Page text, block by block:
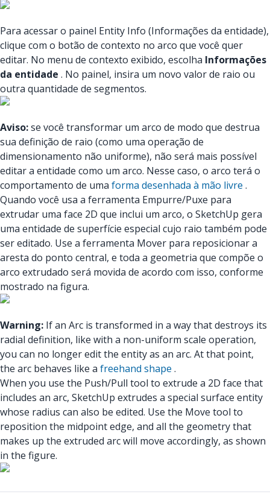
Para acessar o painel Entity Info (Informações da entidade),
clique com o botão de contexto no arco que você quer
editar. No menu de contexto exibido, escolha Informações
da entidade . No painel, insira um novo valor de raio ou
outra quantidade de segmentos.
Aviso:se você transformar um arco de modo que destrua
sua definição de raio (como uma operação de
dimensionamento não uniforme), não será mais possível
editar a entidade como um arco. Nesse caso, o arco terá o
comportamento de uma forma desenhada à mão livre .
Quando você usa a ferramenta Empurre/Puxe para
extrudar uma face 2D que inclui um arco, o SketchUp gera
uma entidade de superfície especial cujo raio também pode
ser editado. Use a ferramenta Mover para reposicionar a
aresta do ponto central, e toda a geometria que compõe o
arco extrudado será movida de acordo com isso, conforme
mostrado na figura.
Warning: If an Arc is transformed in a way that destroys its
radial definition, like with a non-uniform scale operation,
you can no longer edit the entity as an arc. At that point,
the arc behaves like a freehand shape .
When you use the Push/Pull tool to extrude a 2D face that
includes an arc, SketchUp extrudes a special surface entity
whose radius can also be edited. Use the Move tool to
reposition the midpoint edge, and all the geometry that
makes up the extruded arc will move accordingly, as shown
in the figure.